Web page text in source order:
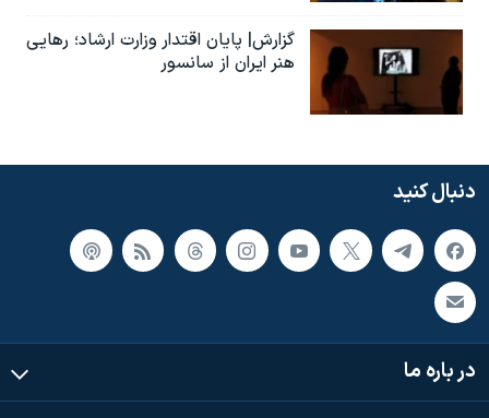
گزارش| پایان اقتدار وزارت ارشاد؛ رهایی
هنر ایران از سانسور
دنبال کنید
در باره ما